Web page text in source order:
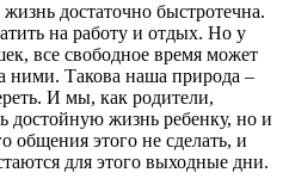
достаточно быстротечна.
на работу и отдых. Но у
все свободное время может
ними. Такова наша природа –
И мы, как родители,
достойную жизнь ребенку, но и
общения этого не сделать, и
для этого выходные дни.